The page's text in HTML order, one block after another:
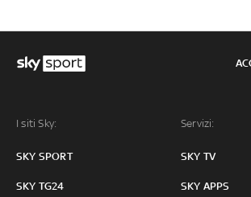
I siti Sky:
SKY SPORT
SKY TG24
Servizi:
SKY TV
SKY APPS